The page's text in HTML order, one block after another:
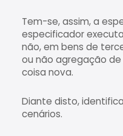
Tem-se, assim, a
especificador
não, em bens de
ou não agregação
coisa nova.
Diante disto,
cenários.